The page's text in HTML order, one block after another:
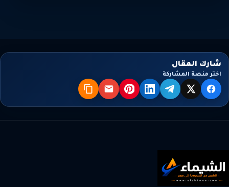
شارك المقال
اختر منصة المشاركة
فيسبوك
X تيليجراملينكدإنبنترستالبريد نسخ